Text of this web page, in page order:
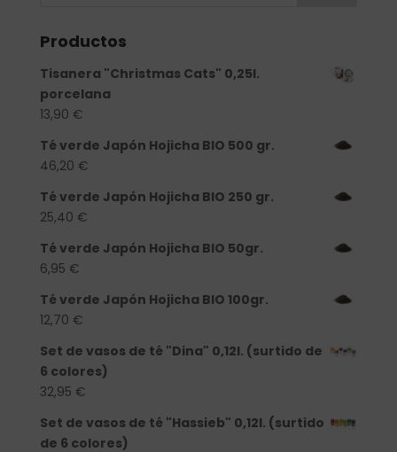
Productos
Tisanera "Christmas Cats" 0,25l.
porcelana
13,90 €
Té verde Japón Hojicha BIO 500 gr.
46,20 €
Té verde Japón Hojicha BIO 250 gr.
25,40 €
Té verde Japón Hojicha BIO 50gr.
6,95 €
Té verde Japón Hojicha BIO 100gr.
12,70 €
Set de vasos de té "Dina" 0,12l. (surtido de
6 colores)
32,95 €
Set de vasos de té "Hassieb" 0,12l. (surtido
de 6 colores)